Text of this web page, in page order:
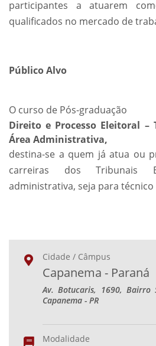
participantes a atuarem
qualificados no mercado de
Público Alvo
O curso de Pós-graduação
Direito e Processo Eleitoral –
Área Administrativa,
destina-se a quem já atua ou
carreiras dos Tribunais
administrativa, seja para técnico
Cidade / Câmpus
Capanema - Paraná
Av. Botucaris, 1690, Bairro
Capanema - PR
Modalidade